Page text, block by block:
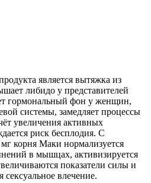
является вытяжка из
либидо у представителей
гормональный фон у женщин,
системы, замедляет процессы
увеличения активных
риск бесплодия. С
корня Маки нормализуется
в мышцах, активизируется
показатели силы и
сексуальное влечение.